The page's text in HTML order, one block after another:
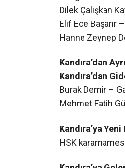
Kandıra’dan
Kandıra’dan
Burak Demir –
Mehmet Fatih
Kandıra’ya
HSK
Ebubekir Rözgar
Büşra Yılmaz
Hilal Rözgar –